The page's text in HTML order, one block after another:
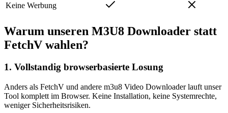
Keine Werbung
Warum unseren M3U8 Downloader statt
FetchV wahlen?
1. Vollstandig browserbasierte Losung
Anders als FetchV und andere m3u8 Video Downloader lauft unser
Tool komplett im Browser. Keine Installation, keine Systemrechte,
weniger Sicherheitsrisiken.